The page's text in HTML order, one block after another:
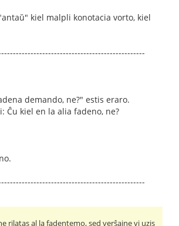
kiel malpli konotacia vorto, kiel
demando, ne?" estis eraro.
Ĉu kiel en la alia fadeno, ne?
rilatas al la fadentemo, sed verŝajne vi uzis